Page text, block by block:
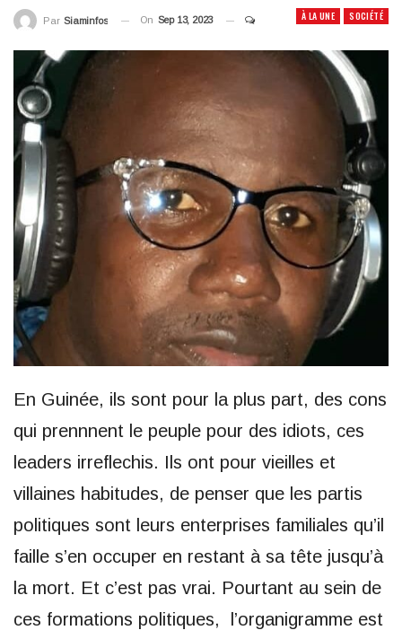
À LA UNE SOCIÉTÉ
Par Siaminfos On Sep 13, 2023
En Guinée, ils sont pour la plus part, des cons
qui prennnent le peuple pour des idiots, ces
leaders irreflechis. Ils ont pour vieilles et
villaines habitudes, de penser que les partis
politiques sont leurs enterprises familiales qu’il
faille s’en occuper en restant à sa tête jusqu’à
la mort. Et c’est pas vrai. Pourtant au sein de
ces formations politiques, l’organigramme est